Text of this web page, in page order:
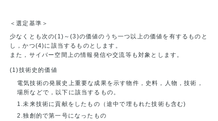
＜選定基準＞
少なくとも次の(1)～(3)の価値のうち一つ以上の価値を有するものと
し，かつ(4)に該当するものとします。
また，サイバー空間上の情報発信や交流等も対象とします。
(1)技術史的価値
電気技術の発展史上重要な成果を示す物件，史料，人物，技術，
場所などで，以下に該当するもの。
1.未来技術に貢献をしたもの（途中で埋もれた技術も含む)
2.独創的で第一号になったもの